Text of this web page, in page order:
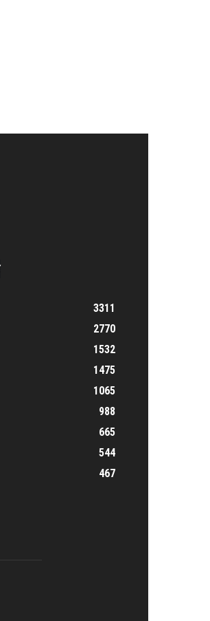
3311
2770
1532
1475
1065
988
665
544
467